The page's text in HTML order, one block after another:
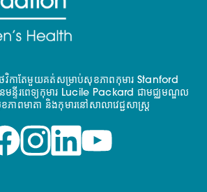
សថវិកាតែមួយគត់សម្រាប់សុខភាពកុមារ Stanford
ទីរពេទ្យកុមារ Lucile Packard ជាមជ្ឈមណ្ឌល
ាពមាតា និងកុមារនៅសាលាវេជ្ជសាស្ត្រ